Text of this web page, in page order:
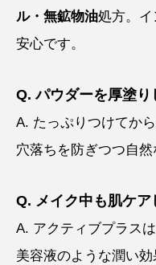
ル・無鉱物油処方。
安心です。
Q. パウダーを厚塗り
A. たっぷりつけてか
穴落ちを防ぎつつ自然
Q. メイク中も肌ケア
A. アクティブプラスは
美容液のような潤い効